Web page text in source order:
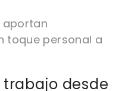
aportan
toque personal a
desde